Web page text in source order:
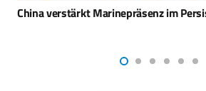
Erster Kampfeinsatz der PrSM-Rakete